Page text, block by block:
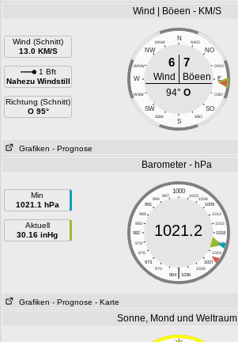
Wind | Böeen - KM/S
Wind (Schnitt)
13.0 KM/S
1 Bft
Nahezu Windstill
Richtung (Schnitt)
O 95°
N
NNW NNO
NW NO
WNW ONO
W E
WSW OSO
SW SO
SSW SSO
S
6 7
Wind
Böeen
94°O
Grafiken - Prognose
Barometer - hPa
Min
1021.1 hPa
Aktuell
30.16 inHg
1000
997 1003
994
1006
991
1009
988
1012
985
1015
982
1018
979
1021
976
1024
973
1027
970
1030
|
964 1036
1021.2
Grafiken - Prognose - Karte
Sonne, Mond und Weltraum